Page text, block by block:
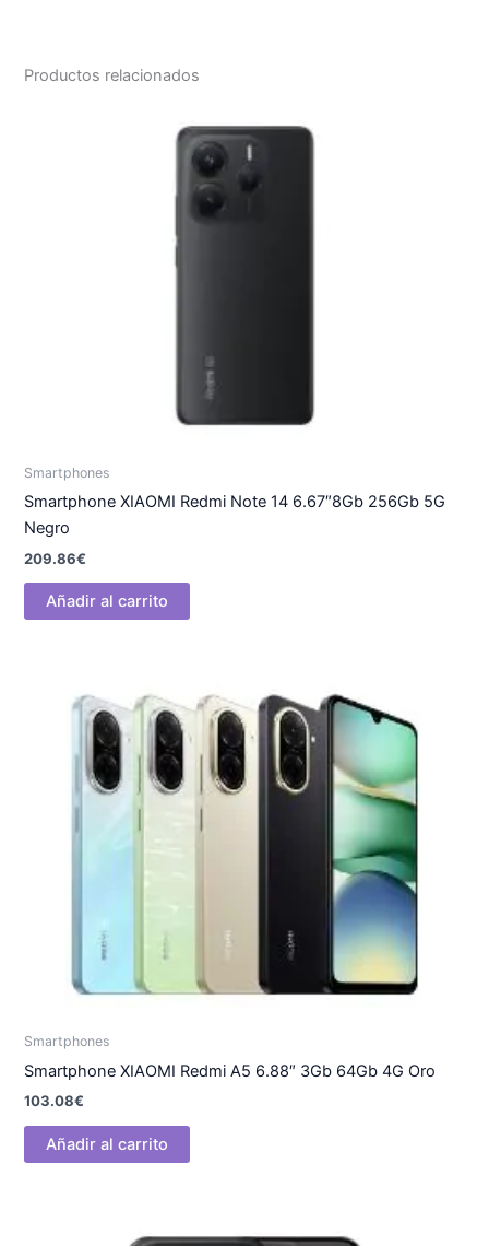
Productos relacionados
Smartphones
Smartphone XIAOMI Redmi Note 14 6.67″8Gb 256Gb 5G
Negro
209.86€
Añadir al carrito
Smartphones
Smartphone XIAOMI Redmi A5 6.88″ 3Gb 64Gb 4G Oro
103.08€
Añadir al carrito